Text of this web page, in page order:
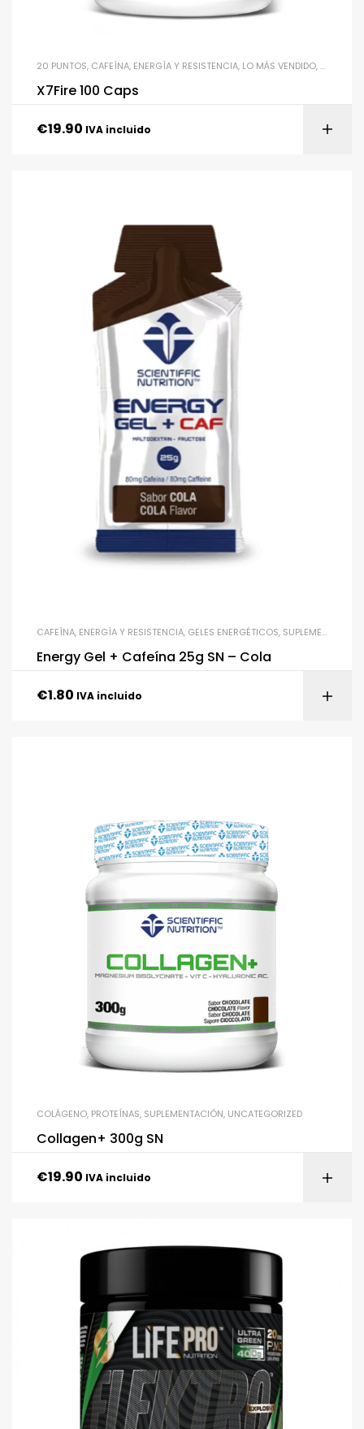
20 PUNTOS, CAFEÍNA, ENERGÍA Y RESISTENCIA, LO MÁS VENDIDO,
X7Fire 100 Caps
€19.90 IVA incluido
CAFEÍNA, ENERGÍA Y RESISTENCIA, GELES ENERGÉTICOS, SUPLEMENTACIÓN
Energy Gel + Cafeína 25g SN – Cola
€1.80 IVA incluido
COLÁGENO, PROTEÍNAS, SUPLEMENTACIÓN, UNCATEGORIZED
Collagen+ 300g SN
€19.90 IVA incluido